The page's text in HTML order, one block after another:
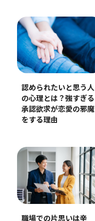
認められたいと思う人
の心理とは？強すぎる
承認欲求が恋愛の邪魔
をする理由
職場での片思いは辛